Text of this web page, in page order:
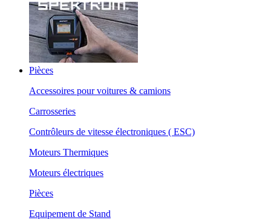
Pièces
Accessoires pour voitures & camions
Carrosseries
Contrôleurs de vitesse électroniques ( ESC)
Moteurs Thermiques
Moteurs électriques
Pièces
Equipement de Stand